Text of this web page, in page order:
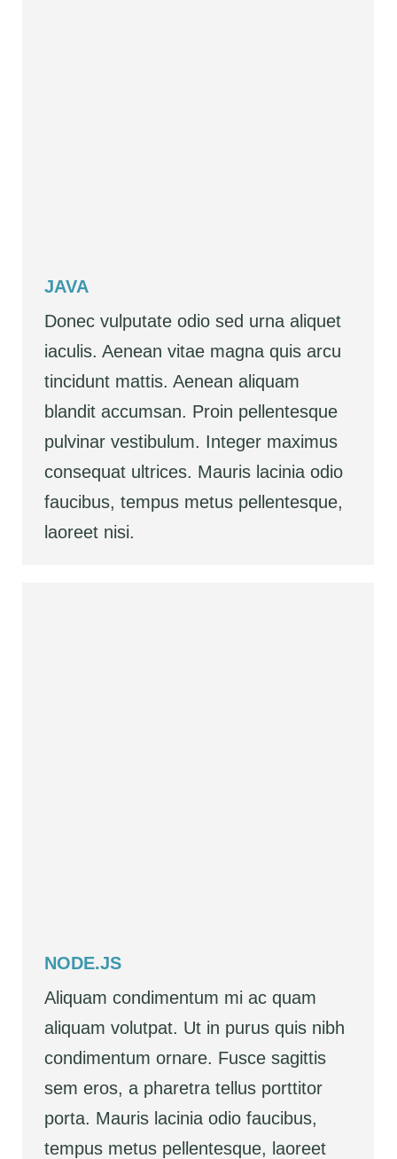
JAVA
Donec vulputate odio sed urna aliquet
iaculis. Aenean vitae magna quis arcu
tincidunt mattis. Aenean aliquam
blandit accumsan. Proin pellentesque
pulvinar vestibulum. Integer maximus
consequat ultrices. Mauris lacinia odio
faucibus, tempus metus pellentesque,
laoreet nisi.
NODE.JS
Aliquam condimentum mi ac quam
aliquam volutpat. Ut in purus quis nibh
condimentum ornare. Fusce sagittis
sem eros, a pharetra tellus porttitor
porta. Mauris lacinia odio faucibus,
tempus metus pellentesque, laoreet